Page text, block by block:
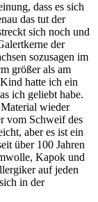
dass es sich
das tut der
sich noch und
der
sozusagen im
größer als am
hatte ich ein
ich geliebt habe.
wieder
vom Schweif des
aber es ist ein
über 100 Jahren
Kapok und
auf jeden
in der